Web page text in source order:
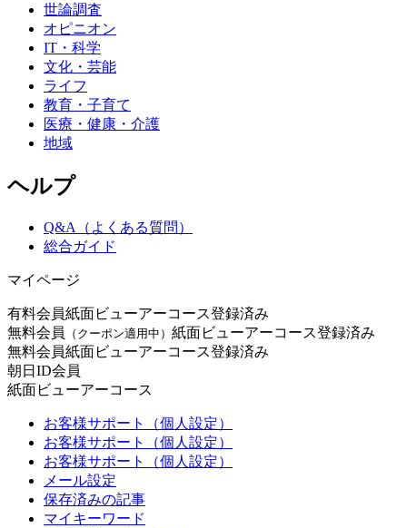
世論調査
オピニオン
IT・科学
文化・芸能
ライフ
教育・子育て
医療・健康・介護
地域
ヘルプ
Q&A（よくある質問）
総合ガイド
マイページ
有料会員紙面ビューアーコース登録済み
無料会員
（クーポン適用中） 紙面ビューアーコース登録済み
無料会員紙面ビューアーコース登録済み
朝日ID会員
紙面ビューアーコース
お客様サポート（個人設定）
お客様サポート（個人設定）
お客様サポート（個人設定）
メール設定
保存済みの記事
マイキーワード